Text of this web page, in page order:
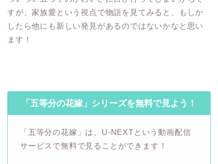
すが、家族愛という視点で物語を見てみると、もしか
したら他にも新しい発見があるのではないかなと思い
ます！
「五等分の花嫁」シリーズを無料で見よう！
「五等分の花嫁」は、U-NEXTという動画配信
サービスで無料で見ることができます！